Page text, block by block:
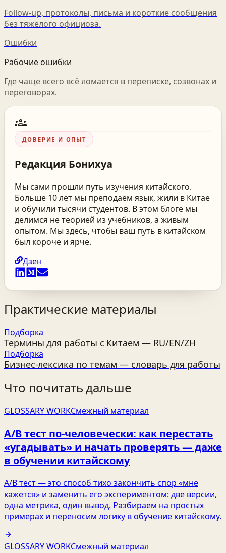
Follow-up, протоколы, письма и короткие сообщения
без тяжёлого официоза.
Ошибки
Рабочие ошибки
Где чаще всего всё ломается в переписке, созвонах и
переговорах.
groups
ДОВЕРИЕ И ОПЫТ
Редакция Бонихуа
Мы сами прошли путь изучения китайского.
Больше 10 лет мы преподаём язык, жили в Китае
и обучили тысячи студентов. В этом блоге мы
делимся не теорией из учебников, а живым
опытом. Мы здесь, чтобы ваш путь в китайском
был короче и ярче.
Дзен
Практические материалы
Подборка
Термины для работы с Китаем — RU/EN/ZH
Подборка
Бизнес‑лексика по темам — словарь для работы
Что почитать дальше
GLOSSARY WORKСмежный материал
A/B тест по‑человечески: как перестать
«угадывать» и начать проверять — даже
в обучении китайскому
A/B тест — это способ тихо закончить спор «мне
кажется» и заменить его экспериментом: две версии,
одна метрика, один вывод. Разбираем на простых
примерах и переносим логику в обучение китайскому.
GLOSSARY WORKСмежный материал